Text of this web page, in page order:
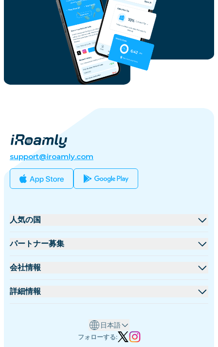
support@iroamly.com
人気の国
アメリカ合衆国
フランス
パートナー募集
卸売プラットフォーム
会社情報
iRoamlyについて
詳細情報
日本語
フォローする: